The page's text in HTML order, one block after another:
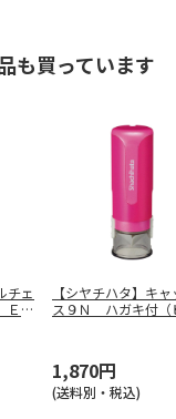
も買っています
チェ
ＥＡ
【シヤチハタ】キ
ス９Ｎ ハガキ付（
1,870円
(送料別・税込)